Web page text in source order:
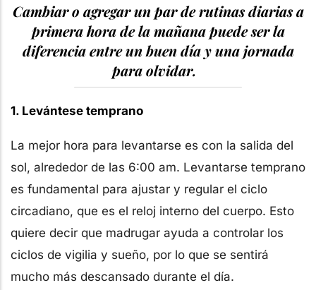
Cambiar o agregar un par de rutinas diarias a
primera hora de la mañana puede ser la
diferencia entre un buen día y una jornada
para olvidar.
1. Levántese temprano
La mejor hora para levantarse es con la salida del
sol, alrededor de las 6:00 am. Levantarse temprano
es fundamental para ajustar y regular el ciclo
circadiano, que es el reloj interno del cuerpo. Esto
quiere decir que madrugar ayuda a controlar los
ciclos de vigilia y sueño, por lo que se sentirá
mucho más descansado durante el día.